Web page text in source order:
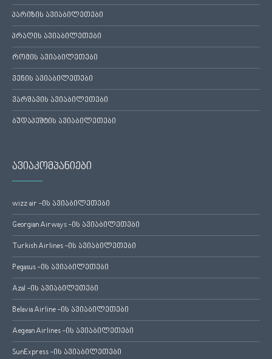
პარიზის ავიაბილეთები
პრაღის ავიაბილეთები
რომის ავიაბილეთები
ვენის ავიაბილეთები
ვარშავის ავიაბილეთები
ბუდაპეშტის ავიაბილეთები
ავიაკომპანიები
wizz air -ის ავიაბილეთები
Georgian Airways -ის ავიაბილეთები
Turkish Airlines -ის ავიაბილეთები
Pegasus -ის ავიაბილეთები
Azal -ის ავიაბილეთები
Belavia Airline -ის ავიაბილეთები
Aegean Airlines -ის ავიაბილეთები
SunExpress -ის ავიაბილეთები